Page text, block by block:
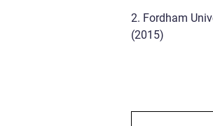
2. Fordham
(2015)